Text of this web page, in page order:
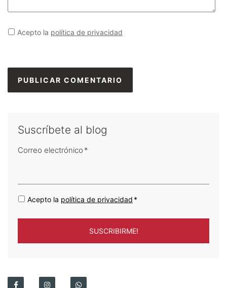
Acepto la política de privacidad
Suscríbete al blog
Correo electrónico *
Acepto la política de privacidad *